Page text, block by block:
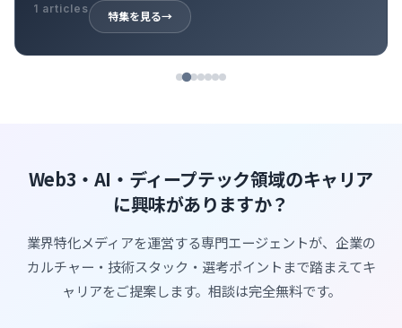
1 articles
特集を見る→
Web3・AI・ディープテック領域のキャリア
に興味がありますか？
業界特化メディアを運営する専門エージェントが、企業の
カルチャー・技術スタック・選考ポイントまで踏まえてキ
ャリアをご提案します。相談は完全無料です。